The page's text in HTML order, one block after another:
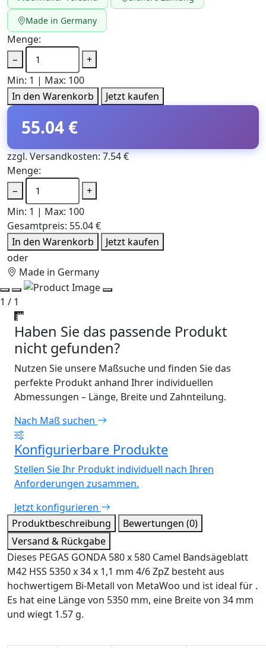
Made in Germany
Menge:
−
+
Min: 1 | Max: 100
In den Warenkorb
Jetzt kaufen
55.04 €
zzgl. Versandkosten: 7.54 €
Menge:
−
+
Min: 1 | Max: 100
Gesamtpreis: 55.04 €
In den Warenkorb
Jetzt kaufen
oder
Made in Germany
1 / 1
Haben Sie das passende Produkt
nicht gefunden?
Nutzen Sie unsere Maßsuche und finden Sie das
perfekte Produkt anhand Ihrer individuellen
Abmessungen – Länge, Breite und Zahnteilung.
Nach Maß suchen
Konfigurierbare Produkte
Stellen Sie Ihr Produkt individuell nach Ihren
Anforderungen zusammen.
Jetzt konfigurieren
Produktbeschreibung
Bewertungen (0)
Versand & Rückgabe
Dieses PEGAS GONDA 580 x 580 Camel Bandsägeblatt
M42 HSS 5350 x 34 x 1,1 mm 4/6 ZpZ besteht aus
hochwertigem Bi-Metall von MetaWoo und ist ideal für .
Es hat eine Länge von 5350 mm, eine Breite von 34 mm
und wiegt 1.57 g.